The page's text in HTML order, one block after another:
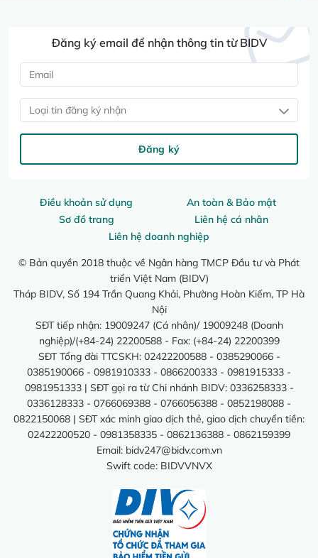
Điều khoản sử dụng
An toàn & Bảo mật
Sơ đồ trang
Liên hệ cá nhân
Liên hệ doanh nghiệp
© Bản quyền 2018 thuộc về Ngân hàng TMCP Đầu tư và Phát
triển Việt Nam (BIDV)
Tháp BIDV, Số 194 Trần Quang Khải, Phường Hoàn Kiếm, TP Hà
Nội
SĐT tiếp nhận: 19009247 (Cá nhân)/ 19009248 (Doanh
nghiệp)/(+84-24) 22200588 - Fax: (+84-24) 22200399
SĐT Tổng đài TTCSKH: 02422200588 - 0385290066 -
0385190066 - 0981910333 - 0866200333 - 0981915333 -
0981951333 | SĐT gọi ra từ Chi nhánh BIDV: 0336258333 -
0336128333 - 0766069388 - 0766056388 - 0852198088 -
0822150068 | SĐT xác minh giao dịch thẻ, giao dịch chuyển tiền:
02422200520 - 0981358335 - 0862136388 - 0862159399
Email: bidv247@bidv.com.vn
Swift code: BIDVVNVX
Đăng ký email để nhận thông tin từ BIDV
Loại tin đăng ký nhận
Đăng ký